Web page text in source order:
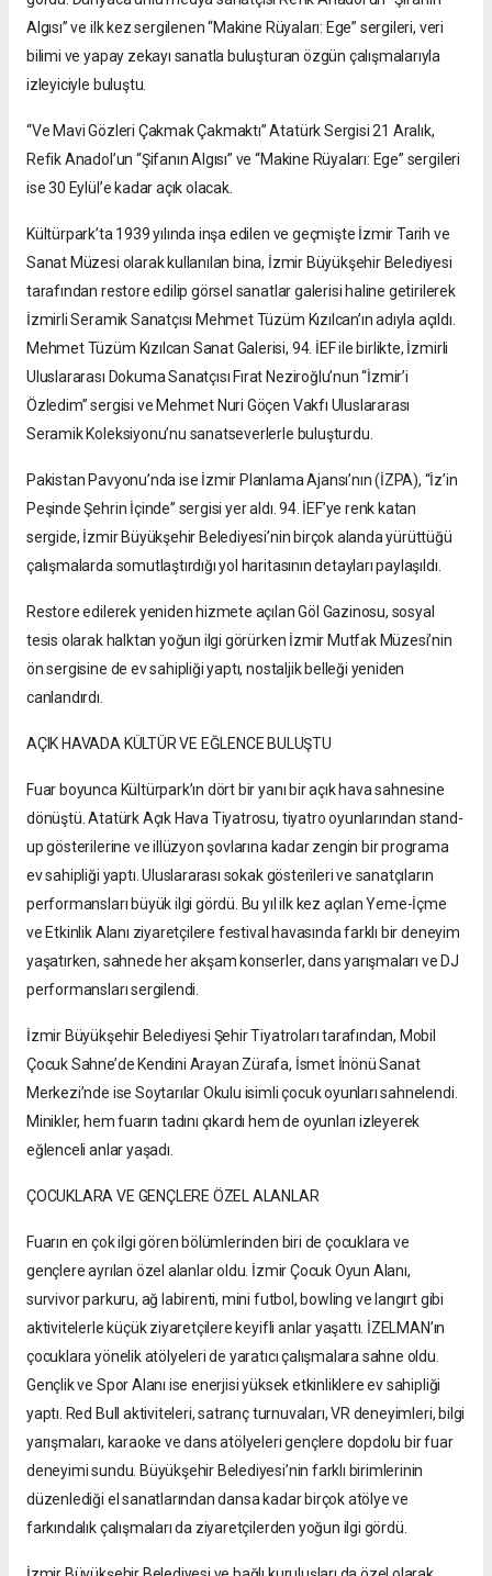
Algısı” ve ilk kez sergilenen “Makine Rüyaları: Ege” sergileri, veri
bilimi ve yapay zekayı sanatla buluşturan özgün çalışmalarıyla
izleyiciyle buluştu.
“Ve Mavi Gözleri Çakmak Çakmaktı” Atatürk Sergisi 21 Aralık,
Refik Anadol’un “Şifanın Algısı” ve “Makine Rüyaları: Ege” sergileri
ise 30 Eylül’e kadar açık olacak.
Kültürpark’ta 1939 yılında inşa edilen ve geçmişte İzmir Tarih ve
Sanat Müzesi olarak kullanılan bina, İzmir Büyükşehir Belediyesi
tarafından restore edilip görsel sanatlar galerisi haline getirilerek
İzmirli Seramik Sanatçısı Mehmet Tüzüm Kızılcan’ın adıyla açıldı.
Mehmet Tüzüm Kızılcan Sanat Galerisi, 94. İEF ile birlikte, İzmirli
Uluslararası Dokuma Sanatçısı Fırat Neziroğlu’nun “İzmir’i
Özledim” sergisi ve Mehmet Nuri Göçen Vakfı Uluslararası
Seramik Koleksiyonu’nu sanatseverlerle buluşturdu.
Pakistan Pavyonu’nda ise İzmir Planlama Ajansı’nın (İZPA), “İz’in
Peşinde Şehrin İçinde” sergisi yer aldı. 94. İEF’ye renk katan
sergide, İzmir Büyükşehir Belediyesi’nin birçok alanda yürüttüğü
çalışmalarda somutlaştırdığı yol haritasının detayları paylaşıldı.
Restore edilerek yeniden hizmete açılan Göl Gazinosu, sosyal
tesis olarak halktan yoğun ilgi görürken İzmir Mutfak Müzesi’nin
ön sergisine de ev sahipliği yaptı, nostaljik belleği yeniden
canlandırdı.
AÇIK HAVADA KÜLTÜR VE EĞLENCE BULUŞTU
Fuar boyunca Kültürpark’ın dört bir yanı bir açık hava sahnesine
dönüştü. Atatürk Açık Hava Tiyatrosu, tiyatro oyunlarından stand-
up gösterilerine ve illüzyon şovlarına kadar zengin bir programa
ev sahipliği yaptı. Uluslararası sokak gösterileri ve sanatçıların
performansları büyük ilgi gördü. Bu yıl ilk kez açılan Yeme-İçme
ve Etkinlik Alanı ziyaretçilere festival havasında farklı bir deneyim
yaşatırken, sahnede her akşam konserler, dans yarışmaları ve DJ
performansları sergilendi.
İzmir Büyükşehir Belediyesi Şehir Tiyatroları tarafından, Mobil
Çocuk Sahne’de Kendini Arayan Zürafa, İsmet İnönü Sanat
Merkezi’nde ise Soytarılar Okulu isimli çocuk oyunları sahnelendi.
Minikler, hem fuarın tadını çıkardı hem de oyunları izleyerek
eğlenceli anlar yaşadı.
ÇOCUKLARA VE GENÇLERE ÖZEL ALANLAR
Fuarın en çok ilgi gören bölümlerinden biri de çocuklara ve
gençlere ayrılan özel alanlar oldu. İzmir Çocuk Oyun Alanı,
survivor parkuru, ağ labirenti, mini futbol, bowling ve langırt gibi
aktivitelerle küçük ziyaretçilere keyifli anlar yaşattı. İZELMAN’ın
çocuklara yönelik atölyeleri de yaratıcı çalışmalara sahne oldu.
Gençlik ve Spor Alanı ise enerjisi yüksek etkinliklere ev sahipliği
yaptı. Red Bull aktiviteleri, satranç turnuvaları, VR deneyimleri, bilgi
yarışmaları, karaoke ve dans atölyeleri gençlere dopdolu bir fuar
deneyimi sundu. Büyükşehir Belediyesi’nin farklı birimlerinin
düzenlediği el sanatlarından dansa kadar birçok atölye ve
farkındalık çalışmaları da ziyaretçilerden yoğun ilgi gördü.